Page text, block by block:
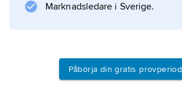
Marknadsledare i Sverige.
Påbörja din gratis provperiod